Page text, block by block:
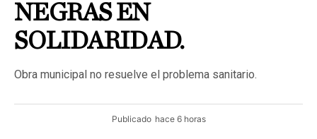
NEGRAS EN
SOLIDARIDAD.
Obra municipal no resuelve el problema sanitario.
Publicado hace 6 horas